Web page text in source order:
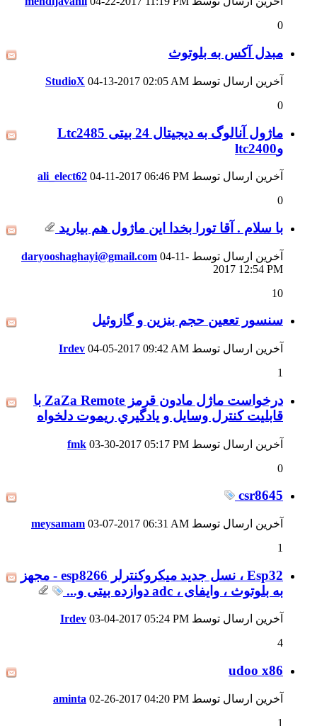
0
مبدل آکس به بلوتوث
آخرین ارسال توسط StudioX 04-13-2017 02:05 AM
0
ماژول آنالوگ به دیجیتال 24 بیتی Ltc2485
وltc2400
آخرین ارسال توسط ali_elect62 04-11-2017 06:46 PM
0
با سلام . آقا تورا بخدا این ماژول هم بیارید
آخرین ارسال توسط daryooshaghayi@gmail.com 04-11-
2017 12:54 PM
10
سنسور تععین حجم بنزین و گازوئیل
آخرین ارسال توسط Irdev 04-05-2017 09:42 AM
1
درخواست ماژل مادون قرمز ZaZa Remote با
قابليت كنترل وسايل و يادگيري ريموت دلخواه
آخرین ارسال توسط fmk 03-30-2017 05:17 PM
0
csr8645
آخرین ارسال توسط meysamam 03-07-2017 06:31 AM
1
Esp32 ، نسل جدید میکروکنترلر esp8266 - مجهز
به بلوتوث ، وایفای ، adc دوازده بیتی و...
آخرین ارسال توسط Irdev 03-04-2017 05:24 PM
4
udoo x86
آخرین ارسال توسط aminta 02-26-2017 04:20 PM
1